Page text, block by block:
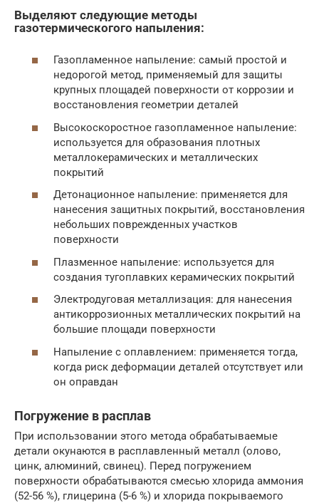
Выделяют следующие методы
газотермическогого напыления:
Газопламенное напыление: самый простой и
недорогой метод, применяемый для защиты
крупных площадей поверхности от коррозии и
восстановления геометрии деталей
Высокоскоростное газопламенное напыление:
используется для образования плотных
металлокерамических и металлических
покрытий
Детонационное напыление: применяется для
нанесения защитных покрытий, восстановления
небольших поврежденных участков
поверхности
Плазменное напыление: используется для
создания тугоплавких керамических покрытий
Электродуговая металлизация: для нанесения
антикоррозионных металлических покрытий на
большие площади поверхности
Напыление с оплавлением: применяется тогда,
когда риск деформации деталей отсутствует или
он оправдан
Погружение в расплав
При использовании этого метода обрабатываемые
детали окунаются в расплавленный металл (олово,
цинк, алюминий, свинец). Перед погружением
поверхности обрабатываются смесью хлорида аммония
(52-56 %), глицерина (5-6 %) и хлорида покрываемого